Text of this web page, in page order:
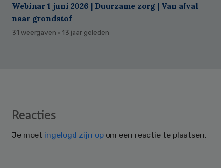
Webinar 1 juni 2026 | Duurzame zorg | Van afval
naar grondstof
31 weergaven · 13 jaar geleden
Reader
Reacties
Je moet ingelogd zijn op om een reactie te plaatsen.